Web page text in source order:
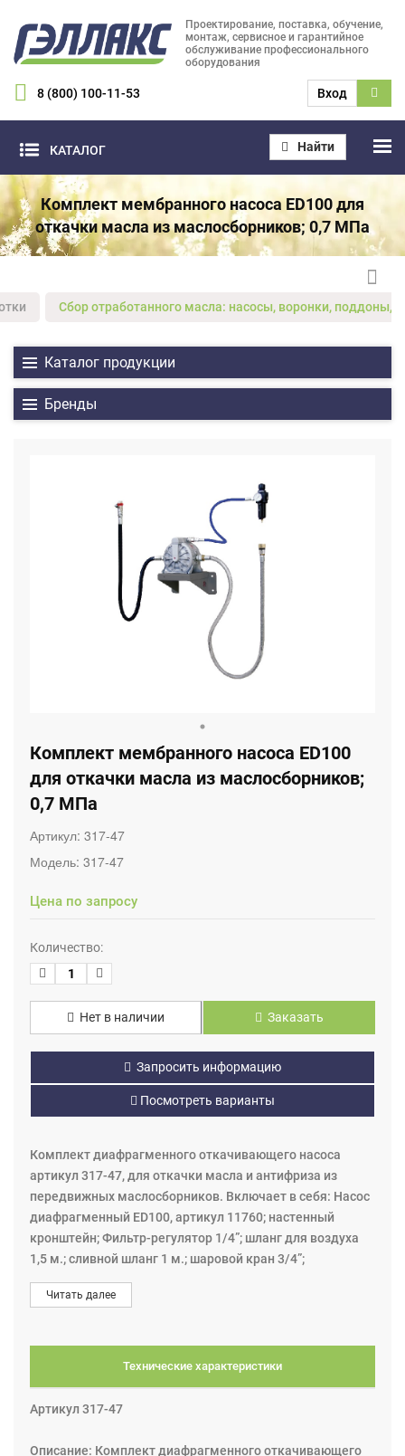
Проектирование, поставка, обучение,
монтаж, сервисное и гарантийное
обслуживание профессионального
оборудования
8 (800) 100-11-53 Вход
КАТАЛОГ Найти
Комплект мембранного насоса ЕD100 для
откачки масла из маслосборников; 0,7 МПа
Сбор отработанного масла: насосы, воронки, поддоны,
Каталог продукции
Бренды
Комплект мембранного насоса ЕD100
для откачки масла из маслосборников;
0,7 МПа
Артикул: 317-47
Модель: 317-47
Цена по запросу
Количество:
Нет в наличии Заказать
Запросить информацию
Посмотреть варианты
Комплект диафрагменного откачивающего насоса
артикул 317-47, для откачки масла и антифриза из
передвижных маслосборников. Включает в себя: Насос
диафрагменный ЕD100, артикул 11760; настенный
кронштейн; Фильтр-регулятор 1/4”; шланг для воздуха
1,5 м.; сливной шланг 1 м.; шаровой кран 3/4”;
Всасывающий шланг 2 м. с быстроразъёмной муфтой.
По сравнению с поршневыми насосами обладает рядом
безболезненно перекачивать сильно загрязненные
Макс. давление воздуха: 0,7 МПа
откачивающего насоса для сбора
Читать далее
Технические характеристики
Артикул 317-47
Описание: Комплект диафрагменного откачивающего